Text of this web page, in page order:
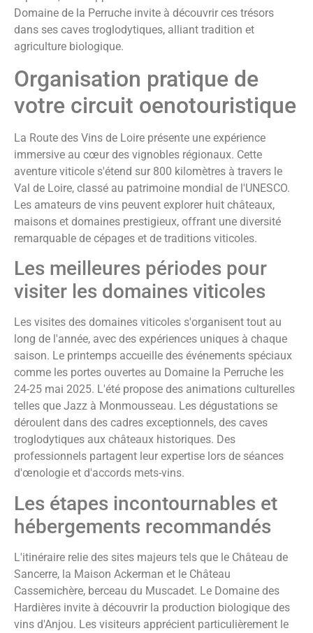
Domaine de la Perruche invite à découvrir ces trésors
dans ses caves troglodytiques, alliant tradition et
agriculture biologique.
Organisation pratique de
votre circuit oenotouristique
La Route des Vins de Loire présente une expérience
immersive au cœur des vignobles régionaux. Cette
aventure viticole s'étend sur 800 kilomètres à travers le
Val de Loire, classé au patrimoine mondial de l'UNESCO.
Les amateurs de vins peuvent explorer huit châteaux,
maisons et domaines prestigieux, offrant une diversité
remarquable de cépages et de traditions viticoles.
Les meilleures périodes pour
visiter les domaines viticoles
Les visites des domaines viticoles s'organisent tout au
long de l'année, avec des expériences uniques à chaque
saison. Le printemps accueille des événements spéciaux
comme les portes ouvertes au Domaine la Perruche les
24-25 mai 2025. L'été propose des animations culturelles
telles que Jazz à Monmousseau. Les dégustations se
déroulent dans des cadres exceptionnels, des caves
troglodytiques aux châteaux historiques. Des
professionnels partagent leur expertise lors de séances
d'œnologie et d'accords mets-vins.
Les étapes incontournables et
hébergements recommandés
L'itinéraire relie des sites majeurs tels que le Château de
Sancerre, la Maison Ackerman et le Château
Cassemichère, berceau du Muscadet. Le Domaine des
Hardières invite à découvrir la production biologique des
vins d'Anjou. Les visiteurs apprécient particulièrement le